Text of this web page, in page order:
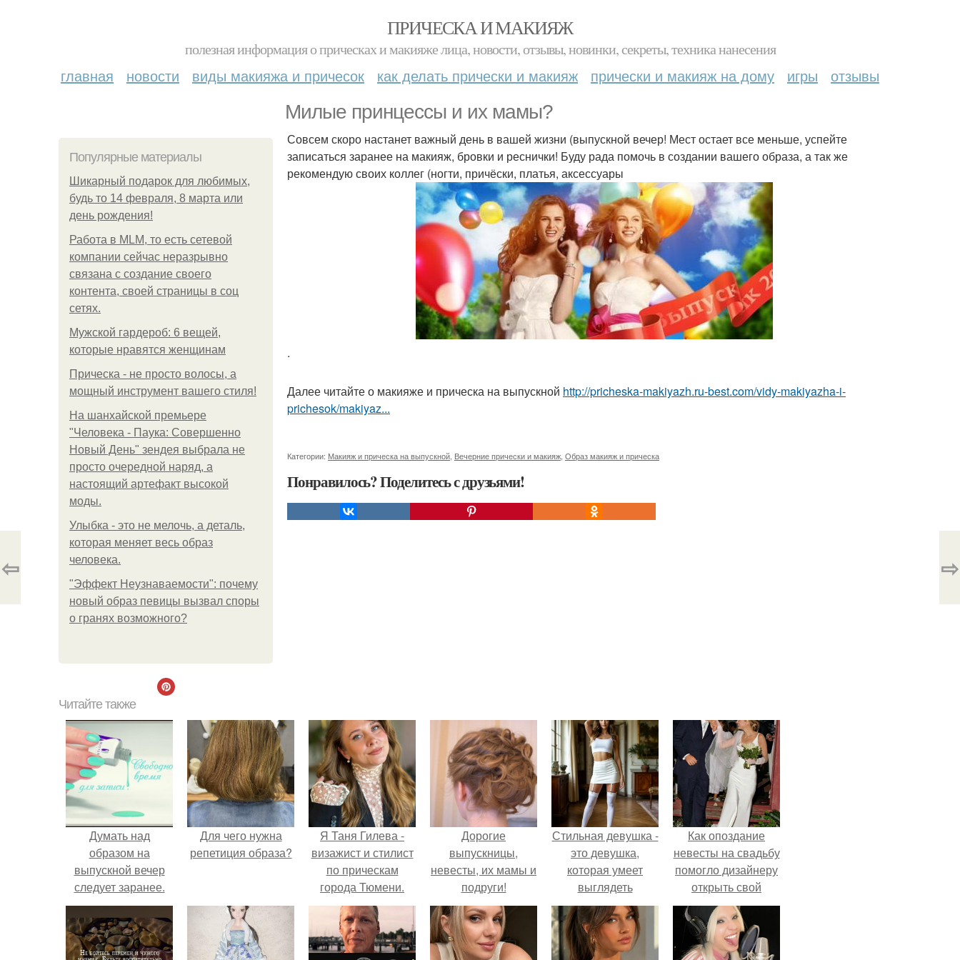
ПРИЧЕСКА И МАКИЯЖ
полезная информация о прическах и макияже лица, новости, отзывы, новинки, секреты, техника нанесения
главная новости виды макияжа и причесок как делать прически и макияж прически и макияж на дому игры отзывы
Милые принцессы и их мамы?
Популярные материалы
Шикарный подарок для любимых,
будь то 14 февраля, 8 марта или
день рождения!
Работа в MLM, то есть сетевой
компании сейчас неразрывно
связана с создание своего
контента, своей страницы в соц
сетях.
Мужской гардероб: 6 вещей,
которые нравятся женщинам
Прическа - не просто волосы, а
мощный инструмент вашего стиля!
На шанхайской премьере
"Человека - Паука: Совершенно
Новый День" зендея выбрала не
просто очередной наряд, а
настоящий артефакт высокой
моды.
Улыбка - это не мелочь, а деталь,
которая меняет весь образ
человека.
"Эффект Неузнаваемости": почему
новый образ певицы вызвал споры
о гранях возможного?
Совсем скоро настанет важный день в вашей жизни (выпускной вечер! Мест остает все меньше, успейте
записаться заранее на макияж, бровки и реснички! Буду рада помочь в создании вашего образа, а так же
рекомендую своих коллег (ногти, причёски, платья, аксессуары
.
Далее читайте о макияже и прическа на выпускной http://pricheska-makiyazh.ru-best.com/vidy-makiyazha-i-
prichesok/makiyaz...
Категории: Макияж и прическа на выпускной Вечерние прически и макияж Образ макияж и прическа
Понравилось? Поделитесь с друзьями!
⇦ ⇨
Читайте также
Думать над
образом на
выпускной вечер
следует заранее.
Для чего нужна
репетиция образа?
Я Таня Гилева -
визажист и стилист
по прическам
города Тюмени.
Дорогие
выпускницы,
невесты, их мамы и
подруги!
Стильная девушка -
это девушка,
которая умеет
выглядеть
привлекательно и
элегантно в любои
ситуации.
Как опоздание
невесты на свадьбу
помогло дизайнеру
открыть свой
бренд.